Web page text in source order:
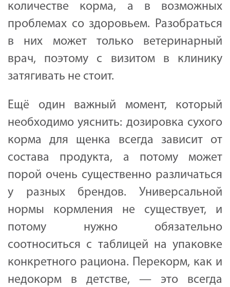
количестве корма, а в возможных
проблемах со здоровьем. Разобраться
в них может только ветеринарный
врач, поэтому с визитом в клинику
затягивать не стоит.
Ещё один важный момент, который
необходимо уяснить: дозировка сухого
корма для щенка всегда зависит от
состава продукта, а потому может
порой очень существенно различаться
у разных брендов. Универсальной
нормы кормления не существует, и
потому нужно обязательно
соотноситься с таблицей на упаковке
конкретного рациона. Перекорм, как и
недокорм в детстве, — это всегда